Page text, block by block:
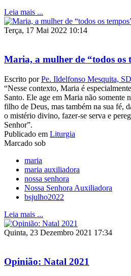
Leia mais ...
Terça, 17 Mai 2022 10:14
Maria, a mulher de “todos os
Escrito porPe. Ildelfonso Mesquita,
“Nesse contexto, Maria é
Santo. Ele age em Maria não somente
filho de Deus, mas também na sua fé,
o mistério divino, fazer-se serva e
Senhor”.
Publicado em Liturgia
Marcado sob
maria
maria auxiliadora
nossa senhora
Nossa Senhora Auxiliadora
bsjulho2022
Leia mais ...
Quinta, 23 Dezembro 2021 17:34
Opinião: Natal 2021